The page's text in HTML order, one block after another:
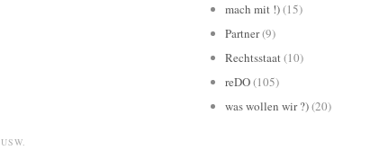
mach mit !)(15)
Partner(9)
Rechtsstaat(10)
reDO(105)
was wollen wir ?)(20)
USW.